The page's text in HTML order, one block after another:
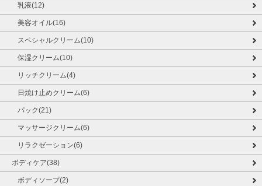
乳液(12)
美容オイル(16)
スペシャルクリーム(10)
保湿クリーム(10)
リッチクリーム(4)
日焼け止めクリーム(6)
パック(21)
マッサージクリーム(6)
リラクゼーション(6)
ボディケア(38)
ボディソープ(2)